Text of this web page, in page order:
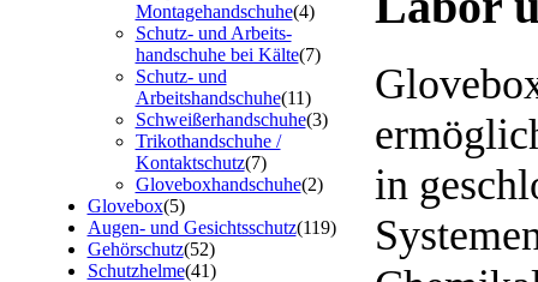
Montagehandschuhe(4)
Schutz- und Arbeits-
handschuhe bei Kälte(7)
Schutz- und
Arbeitshandschuhe(11)
Schweißerhandschuhe(3)
Trikothandschuhe /
Kontaktschutz(7)
Gloveboxhandschuhe(2)
Glovebox(5)
Augen- und Gesichtsschutz(119)
Gehörschutz(52)
Schutzhelme(41)
in